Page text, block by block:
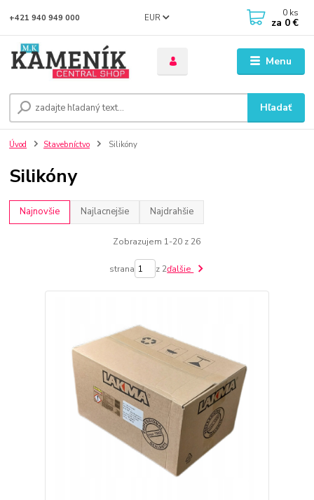
Menu
EUR
Hľadať
+421 940 949 000 0 ks
za 0 €
Úvod Stavebníctvo Silikóny
Silikóny
Najnovšie Najlacnejšie Najdrahšie
Zobrazujem 1-20 z 26
strana z 2ďalšie